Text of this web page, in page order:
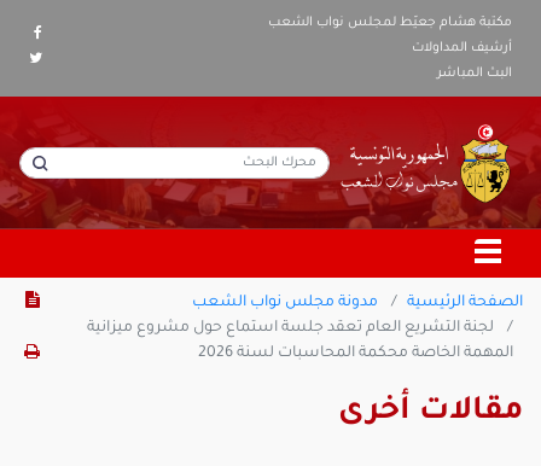
مكتبة هشام جعيّط لمجلس نواب الشعب
أرشيف المداولات
البث المباشر
الصفحة الرئيسية
مدونة مجلس نواب الشعب
لجنة التشريع العام تعقد جلسة استماع حول مشروع ميزانية
المهمة الخاصة محكمة المحاسبات لسنة 2026
مقالات أخرى